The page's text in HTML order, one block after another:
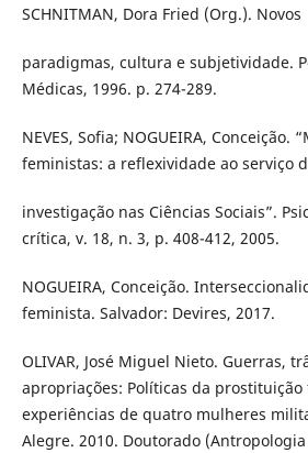
SCHNITMAN, Dora Fried (Org.). Novos
paradigmas, cultura e subjetividade.
Médicas, 1996. p. 274-289.
NEVES, Sofia; NOGUEIRA, Conceição.
feministas: a reflexividade ao serviço
investigação nas Ciências Sociais”.
crítica, v. 18, n. 3, p. 408-412, 2005.
NOGUEIRA, Conceição.
feminista. Salvador: Devires, 2017.
OLIVAR, José Miguel Nieto. Guerras,
apropriações: Políticas da
experiências de quatro mulheres
Alegre. 2010. Doutorado (Antropologia